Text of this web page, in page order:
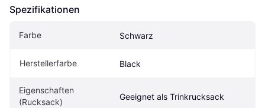
Spezifikationen
Farbe Schwarz
Herstellerfarbe Black
Eigenschaften
(Rucksack)
Geeignet als Trinkrucksack